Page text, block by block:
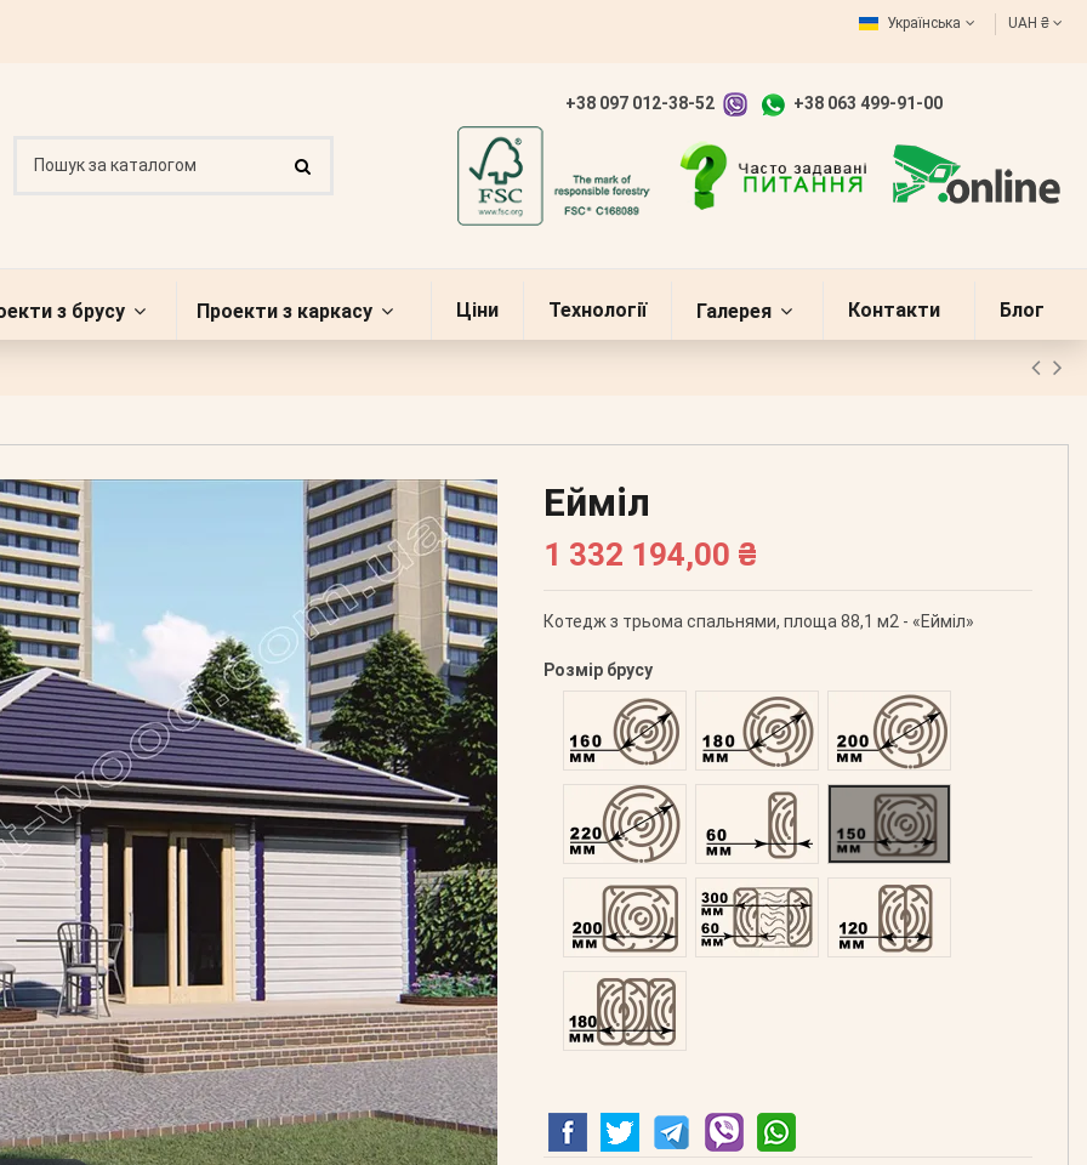
Українська UAH ₴
+38 097 012-38-52 +38 063 499-91-00
з брусу Проекти з каркасу Ціни Технології Галерея Контакти Блог
Ейміл
1 332 194,00 ₴
Котедж з трьома спальнями, площа 88,1 м2 - «Ейміл»
Розмір брусу
Оциліндрований 160Оциліндрований 180Оциліндрований 200
Оциліндрований 220Профільований 60Профільований 150
Профільований 200Подвійний 300 Клеєний 120
Клеєний 180